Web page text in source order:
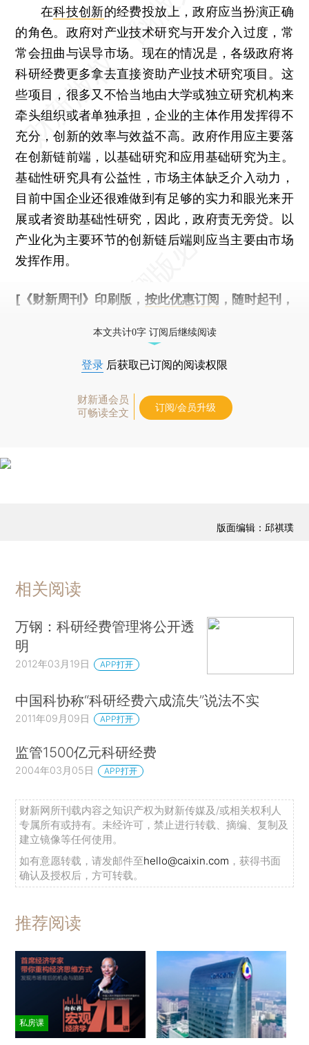
在科技创新的经费投放上，政府应当扮演正确
的角色。政府对产业技术研究与开发介入过度，常
常会扭曲与误导市场。现在的情况是，各级政府将
科研经费更多拿去直接资助产业技术研究项目。这
些项目，很多又不恰当地由大学或独立研究机构来
牵头组织或者单独承担，企业的主体作用发挥得不
充分，创新的效率与效益不高。政府作用应主要落
在创新链前端，以基础研究和应用基础研究为主。
基础性研究具有公益性，市场主体缺乏介入动力，
目前中国企业还很难做到有足够的实力和眼光来开
展或者资助基础性研究，因此，政府责无旁贷。以
产业化为主要环节的创新链后端则应当主要由市场
发挥作用。
[《财新周刊》印刷版， 按此优惠订阅 ，随时起刊，
本文共计0字 订阅后继续阅读
登录 后获取已订阅的阅读权限
财新通会员
可畅读全文
订阅/会员升级
版面编辑：邱祺璞
相关阅读
万钢：科研经费管理将公开透
明
2012年03月19日 APP打开
中国科协称“科研经费六成流失”说法不实
2011年09月09日 APP打开
监管1500亿元科研经费
2004年03月05日 APP打开
财新网所刊载内容之知识产权为财新传媒及/或相关权利人
专属所有或持有。未经许可，禁止进行转载、摘编、复制及
建立镜像等任何使用。
如有意愿转载，请发邮件至hello@caixin.com ，获得书面
确认及授权后，方可转载。
推荐阅读
私房课